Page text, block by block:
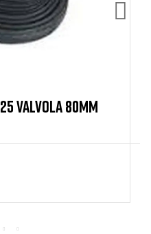
VALVOLA 80MM